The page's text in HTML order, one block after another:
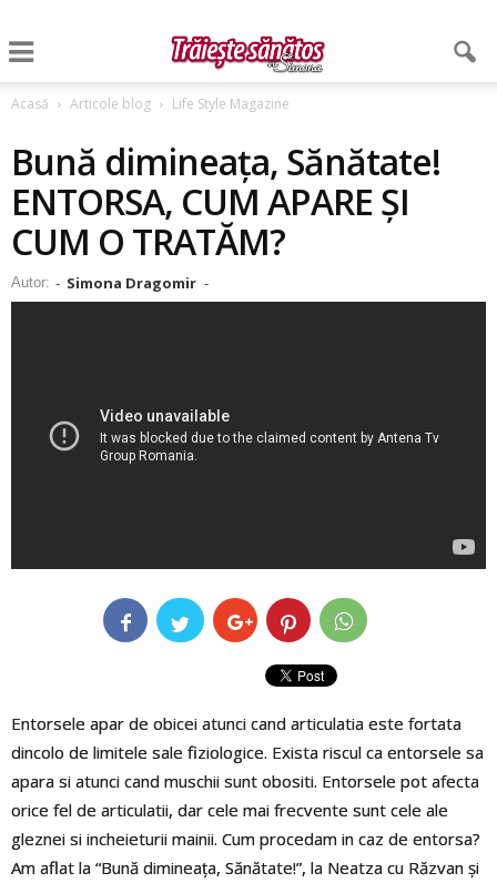
Acasă Articole blog Life Style Magazine
Bună dimineața, Sănătate!
ENTORSA, CUM APARE ȘI
CUM O TRATĂM?
Autor: - Simona Dragomir -
Entorsele apar de obicei atunci cand articulatia este fortata
dincolo de limitele sale fiziologice. Exista riscul ca entorsele sa
apara si atunci cand muschii sunt obositi. Entorsele pot afecta
orice fel de articulatii, dar cele mai frecvente sunt cele ale
gleznei si incheieturii mainii. Cum procedam in caz de entorsa?
Am aflat la “Bună dimineața, Sănătate!”, la Neatza cu Răzvan și